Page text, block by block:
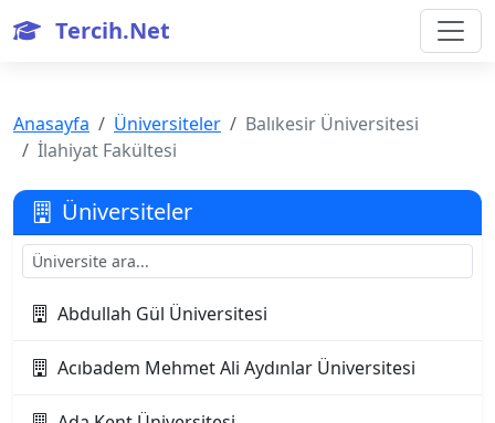
Tercih.Net
Anasayfa Üniversiteler
Balıkesir Üniversitesi
İlahiyat Fakültesi
Üniversiteler
Abdullah Gül Üniversitesi
Acıbadem Mehmet Ali Aydınlar Üniversitesi